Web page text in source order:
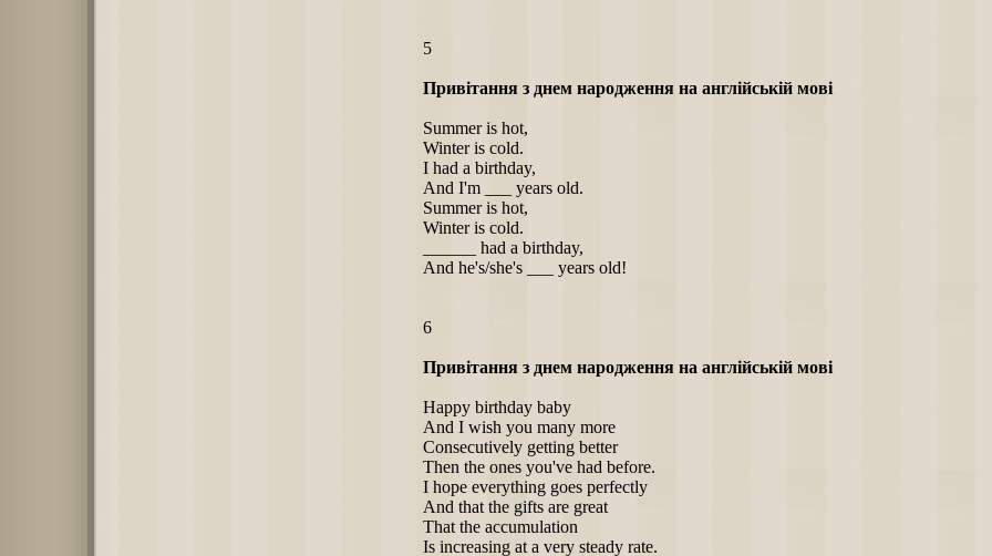
5
Привітання з днем народження на англійській мові
Summer is hot,
Winter is cold.
I had a birthday,
And I'm ___ years old.
Summer is hot,
Winter is cold.
______ had a birthday,
And he's/she's ___ years old!
6
Привітання з днем народження на англійській мові
Happy birthday baby
And I wish you many more
Consecutively getting better
Then the ones you've had before.
I hope everything goes perfectly
And that the gifts are great
That the accumulation
Is increasing at a very steady rate.